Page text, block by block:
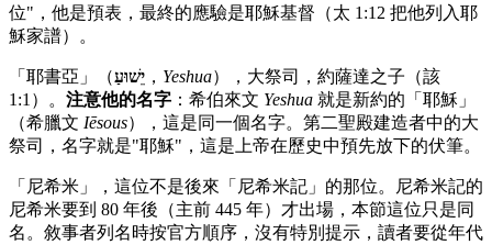
位"，他是預表，最終的應驗是耶穌基督（太 1:12 把他列入耶
穌家譜）。
「耶書亞」（יֵשׁוּעַ ， Yeshua），大祭司，約薩達之子（該
1:1）。 注意他的名字 ：希伯來文 Yeshua 就是新約的「耶穌」
（希臘文 Iēsous），這是同一個名字。第二聖殿建造者中的大
祭司，名字就是"耶穌"，這是上帝在歷史中預先放下的伏筆。
「尼希米」，這位不是後來「尼希米記」的那位。尼希米記的
尼希米要到 80 年後（主前 445 年）才出場，本節這位只是同
名。敘事者列名時按官方順序，沒有特別提示，讀者要從年代